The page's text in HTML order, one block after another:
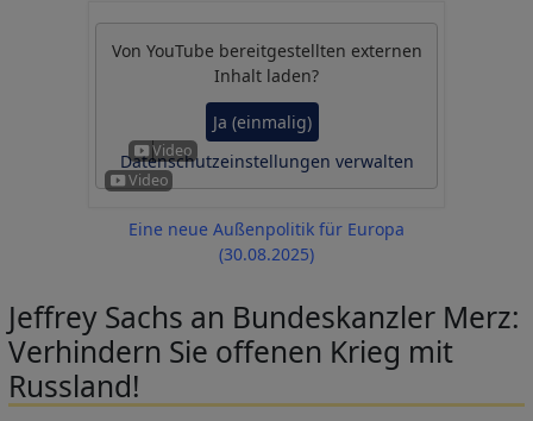
Von YouTube bereitgestellten externen
Inhalt laden?
Ja (einmalig)
Datenschutzeinstellungen verwalten
Eine neue Außenpolitik für Europa
(30.08.2025)
Jeffrey Sachs an Bundeskanzler Merz:
Verhindern Sie offenen Krieg mit
Russland!